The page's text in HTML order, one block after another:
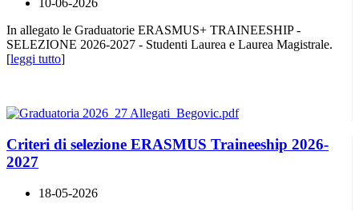
10-06-2026
In allegato le Graduatorie ERASMUS+ TRAINEESHIP -
SELEZIONE 2026-2027 - Studenti Laurea e Laurea Magistrale.
[leggi tutto]
Criteri di selezione ERASMUS Traineeship 2026-
2027
18-05-2026